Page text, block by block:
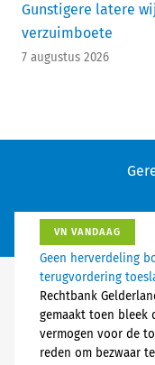
Gunstigere latere
verzuimboete
7 augustus 2026
VN VANDAAG
Geen herverdeling
terugvordering
Rechtbank
gemaakt toen bleek
vermogen voor de
reden om bezwaar